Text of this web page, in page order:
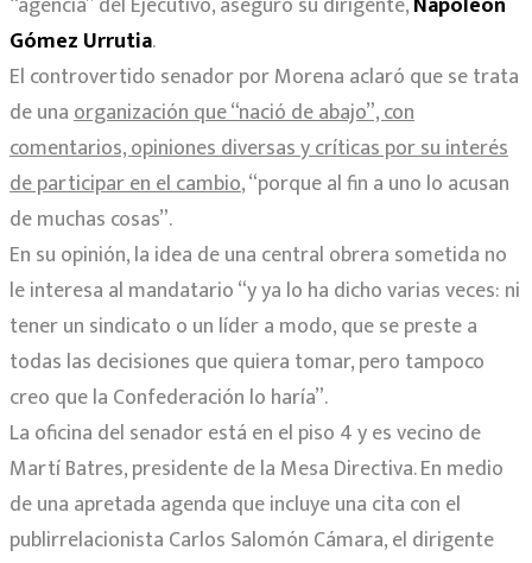
Gómez Urrutia.
El controvertido senador por Morena aclaró que se trata
de unaorganización que “nació de abajo”, con
comentarios, opiniones diversas y críticas por su interés
de participar en el cambio, “porque al fin a uno lo acusan
de muchas cosas”.
En su opinión, la idea de una central obrera sometida no
le interesa al mandatario “y ya lo ha dicho varias veces: ni
tener un sindicato o un líder a modo, que se preste a
todas las decisiones que quiera tomar, pero tampoco
creo que la Confederación lo haría”.
La oficina del senador está en el piso 4 y es vecino de
Martí Batres, presidente de la Mesa Directiva. En medio
de una apretada agenda que incluye una cita con el
publirrelacionista Carlos Salomón Cámara, el dirigente